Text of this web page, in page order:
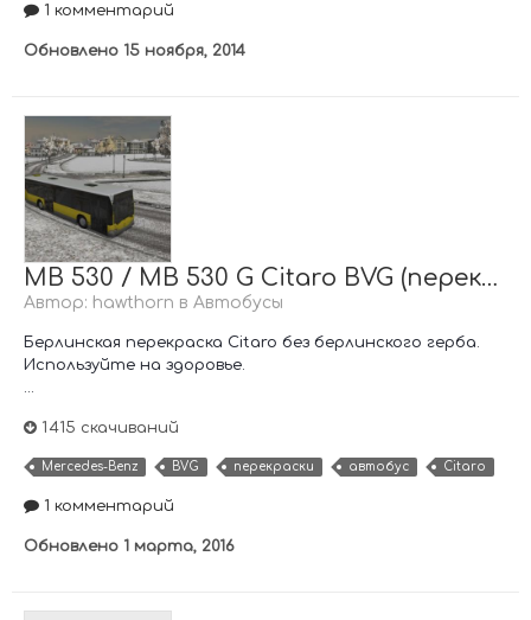
1 комментарий
Обновлено 15 ноября, 2014
MB 530 / MB 530 G Citaro BVG (перекраска)
Автор: hawthorn в Автобусы
Берлинская перекраска Citaro без берлинского герба.
Используйте на здоровье.
1 415 скачиваний
Mercedes-Benz BVG перекраски автобус Citaro
1 комментарий
Обновлено 1 марта, 2016